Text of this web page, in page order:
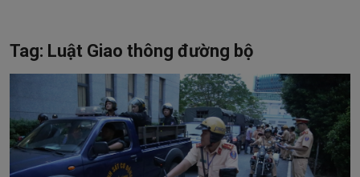
Pháp luật
Sức khỏe
Kinh tế, tài chính
Tag: Luật Giao thông đường bộ